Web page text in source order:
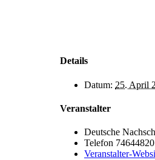
Details
Datum: 25. April
Veranstalter
Deutsche
Telefon 74644820
Veranstalter-